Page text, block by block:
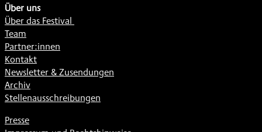
Über uns
Über das Festival
Team
Partner:innen
Kontakt
Newsletter & Zusendungen
Archiv
Stellenausschreibungen
Presse